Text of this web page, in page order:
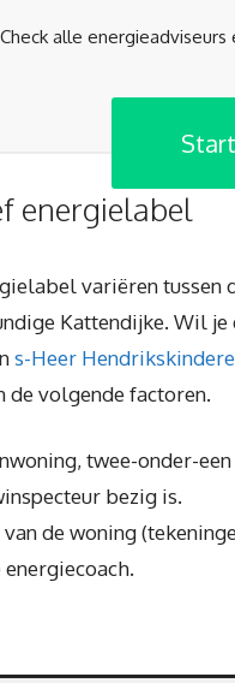
Check alle
energielabel
variëren tussen
Kattendijke. Wil
s-Heer
de volgende factoren.
twee-onder-
bezig is.
de woning